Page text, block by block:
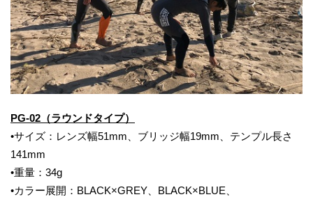
PG-02（ラウンドタイプ）
•サイズ：レンズ幅51mm、ブリッジ幅19mm、テンプル長さ
141mm
•重量：34g
•カラー展開：BLACK×GREY、BLACK×BLUE、